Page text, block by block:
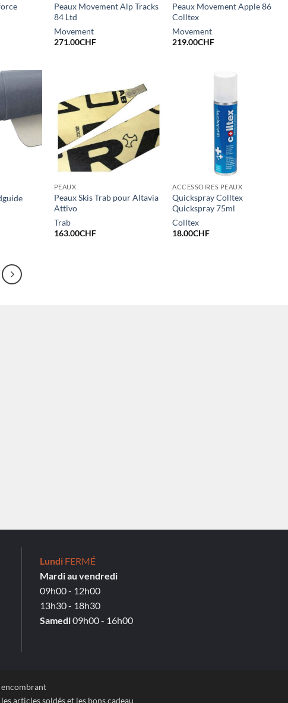
Peaux Movement Alp Tracks
84 Ltd
Movement
271.00CHF
Peaux Movement Apple 86
Colltex
Movement
219.00CHF
PEAUX
Peaux Skis Trab pour Altavia
Attivo
Trab
163.00CHF
ACCESSOIRES PEAUX
Quickspray Colltex
Quickspray 75ml
Colltex
18.00CHF
Lundi FERMÉ
Mardi au vendredi
09h00 - 12h00
13h30 - 18h30
Samedi09h00 - 16h00
encombrant
articles soldés et les bons cadeau